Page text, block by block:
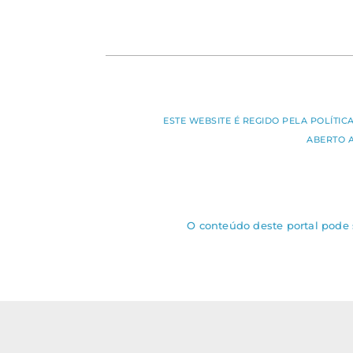
ESTE WEBSITE É REGIDO PELA
ABERTO
O conteúdo deste portal pode